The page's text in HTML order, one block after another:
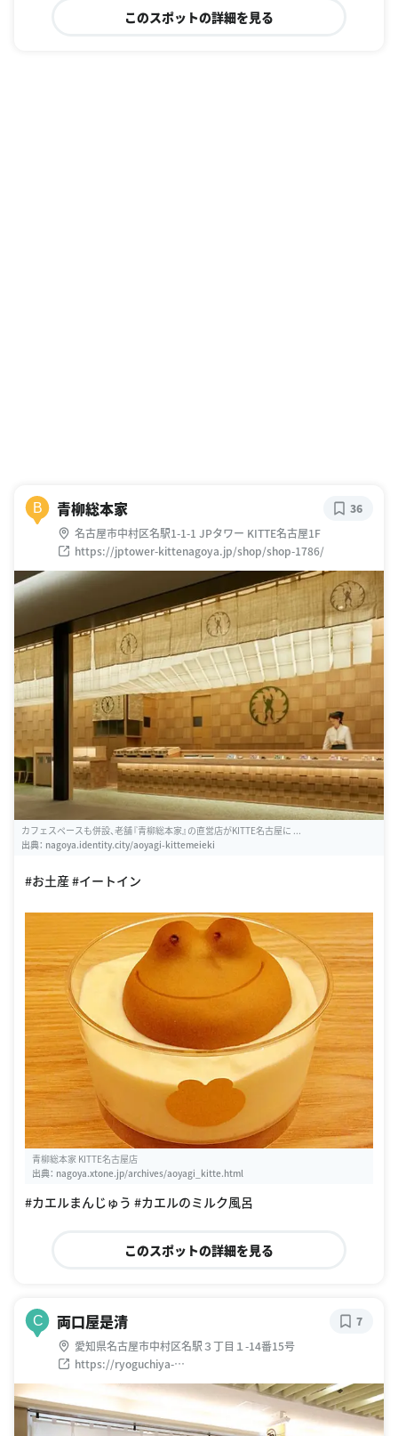
このスポットの詳細を見る
B 青柳総本家
名古屋市中村区名駅1-1-1 JPタワー KITTE名古屋1F
https://jptower-kittenagoya.jp/shop/shop-1786/
36
カフェスペースも併設、老舗『青柳総本家』の直営店がKITTE名古屋に ...
出典： nagoya.identity.city/aoyagi-kittemeieki
#お土産 #イートイン
青柳総本家 KITTE名古屋店
出典： nagoya.xtone.jp/archives/aoyagi_kitte.html
#カエルまんじゅう #カエルのミルク風呂
このスポットの詳細を見る
C 両口屋是清
愛知県名古屋市中村区名駅３丁目１-14番15号
https://ryoguchiya-
korekiyo.co.jp/shop/%E5%90%8D%E9%A7%85%E5%9C%
B0%E4%B8%8B%E8%A1%97%E5%BA%97/
7